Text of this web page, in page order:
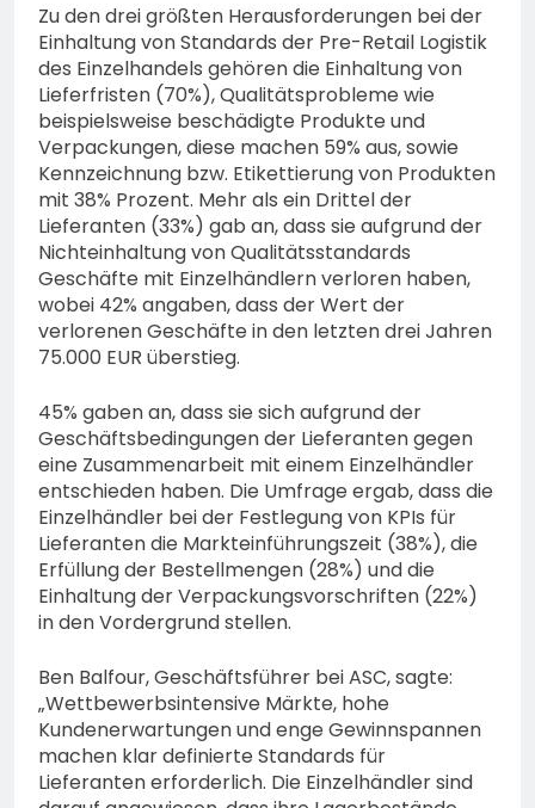
Zu den drei größten Herausforderungen bei der
Einhaltung von Standards der Pre-Retail Logistik
des Einzelhandels gehören die Einhaltung von
Lieferfristen (70%), Qualitätsprobleme wie
beispielsweise beschädigte Produkte und
Verpackungen, diese machen 59% aus, sowie
Kennzeichnung bzw. Etikettierung von Produkten
mit 38% Prozent. Mehr als ein Drittel der
Lieferanten (33%) gab an, dass sie aufgrund der
Nichteinhaltung von Qualitätsstandards
Geschäfte mit Einzelhändlern verloren haben,
wobei 42% angaben, dass der Wert der
verlorenen Geschäfte in den letzten drei Jahren
75.000 EUR überstieg.
45% gaben an, dass sie sich aufgrund der
Geschäftsbedingungen der Lieferanten gegen
eine Zusammenarbeit mit einem Einzelhändler
entschieden haben. Die Umfrage ergab, dass die
Einzelhändler bei der Festlegung von KPIs für
Lieferanten die Markteinführungszeit (38%), die
Erfüllung der Bestellmengen (28%) und die
Einhaltung der Verpackungsvorschriften (22%)
in den Vordergrund stellen.
Ben Balfour, Geschäftsführer bei ASC, sagte:
„Wettbewerbsintensive Märkte, hohe
Kundenerwartungen und enge Gewinnspannen
machen klar definierte Standards für
Lieferanten erforderlich. Die Einzelhändler sind